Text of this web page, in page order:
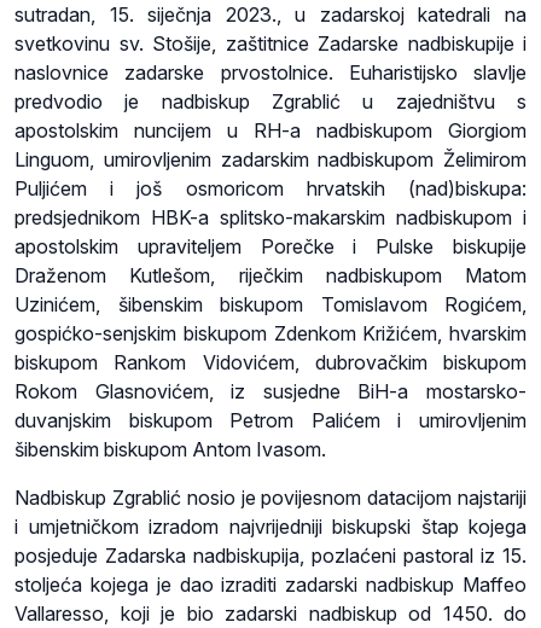
sutradan, 15. siječnja 2023., u zadarskoj katedrali na
svetkovinu sv. Stošije, zaštitnice Zadarske nadbiskupije i
naslovnice zadarske prvostolnice. Euharistijsko slavlje
predvodio je nadbiskup Zgrablić u zajedništvu s
apostolskim nuncijem u RH-a nadbiskupom Giorgiom
Linguom, umirovljenim zadarskim nadbiskupom Želimirom
Puljićem i još osmoricom hrvatskih (nad)biskupa:
predsjednikom HBK-a splitsko-makarskim nadbiskupom i
apostolskim upraviteljem Porečke i Pulske biskupije
Draženom Kutlešom, riječkim nadbiskupom Matom
Uzinićem, šibenskim biskupom Tomislavom Rogićem,
gospićko-senjskim biskupom Zdenkom Križićem, hvarskim
biskupom Rankom Vidovićem, dubrovačkim biskupom
Rokom Glasnovićem, iz susjedne BiH-a mostarsko-
duvanjskim biskupom Petrom Palićem i umirovljenim
šibenskim biskupom Antom Ivasom.
Nadbiskup Zgrablić nosio je povijesnom datacijom najstariji
i umjetničkom izradom najvrijedniji biskupski štap kojega
posjeduje Zadarska nadbiskupija, pozlaćeni pastoral iz 15.
stoljeća kojega je dao izraditi zadarski nadbiskup Maffeo
Vallaresso, koji je bio zadarski nadbiskup od 1450. do